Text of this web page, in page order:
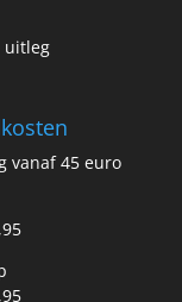
uitleg
vanaf 45 euro